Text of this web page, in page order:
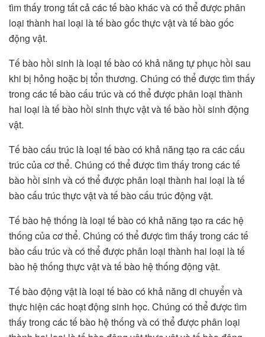
tìm thấy trong tất cả các tế bào khác và có thể được phân
loại thành hai loại là tế bào gốc thực vật và tế bào gốc
động vật.
Tế bào hồi sinh là loại tế bào có khả năng tự phục hồi sau
khi bị hỏng hoặc bị tổn thương. Chúng có thể được tìm thấy
trong các tế bào cấu trúc và có thể được phân loại thành
hai loại là tế bào hồi sinh thực vật và tế bào hồi sinh động
vật.
Tế bào cấu trúc là loại tế bào có khả năng tạo ra các cấu
trúc của cơ thể. Chúng có thể được tìm thấy trong các tế
bào hồi sinh và có thể được phân loại thành hai loại là tế
bào cấu trúc thực vật và tế bào cấu trúc động vật.
Tế bào hệ thống là loại tế bào có khả năng tạo ra các hệ
thống của cơ thể. Chúng có thể được tìm thấy trong các tế
bào cấu trúc và có thể được phân loại thành hai loại là tế
bào hệ thống thực vật và tế bào hệ thống động vật.
Tế bào động vật là loại tế bào có khả năng di chuyển và
thực hiện các hoạt động sinh học. Chúng có thể được tìm
thấy trong các tế bào hệ thống và có thể được phân loại